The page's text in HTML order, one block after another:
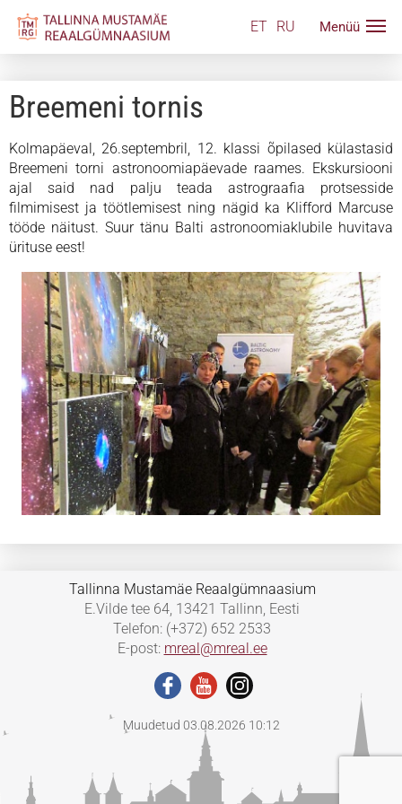
ET RU
Breemeni tornis
Kolmapäeval, 26.septembril, 12. klassi õpilased külastasid
Breemeni torni astronoomiapäevade raames. Ekskursiooni
ajal said nad palju teada astrograafia protsesside
filmimisest ja töötlemisest ning nägid ka Klifford Marcuse
tööde näitust. Suur tänu Balti astronoomiaklubile huvitava
ürituse eest!
Tallinna Mustamäe Reaalgümnaasium
E.Vilde tee 64, 13421 Tallinn, Eesti
Telefon: (+372) 652 2533
E-post: mreal@mreal.ee
Muudetud 03.08.2026 10:12